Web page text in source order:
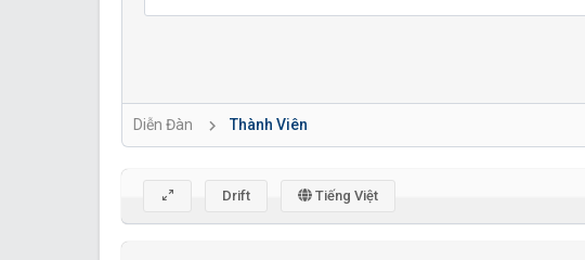
Diễn Đàn Thành Viên
Drift Tiếng Việt